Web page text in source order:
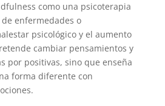
como una psicoterapia
enfermedades o
psicológico y el aumento
cambiar pensamientos y
por positivas, sino que enseña
forma diferente con